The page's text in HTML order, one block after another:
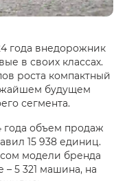
года внедорожник
в своих классах.
роста компактный
будущем
сегмента.
года объем продаж
15 938 единиц.
модели бренда
– 5 321 машина, на